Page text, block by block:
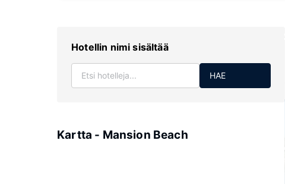
Hotellin nimi sisältää
HAE
Kartta - Mansion Beach